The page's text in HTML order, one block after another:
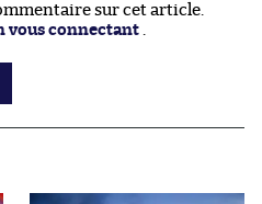
sur cet article.
vous connectant